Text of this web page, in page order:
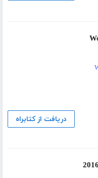
دریافت از کتابراه